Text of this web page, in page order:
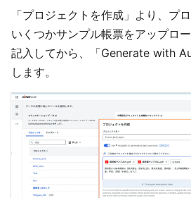
「プロジェクトを作成」より、プ
いくつかサンプル帳票をアップロ
記入してから、「Generate with
します。